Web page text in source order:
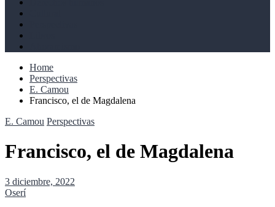
Home
Perspectivas
E. Camou
Francisco, el de Magdalena
E. Camou Perspectivas
Francisco, el de Magdalena
3 diciembre, 2022
Oserí